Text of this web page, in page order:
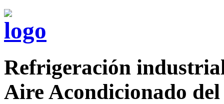
Refrigeración
Aire Acondicionado